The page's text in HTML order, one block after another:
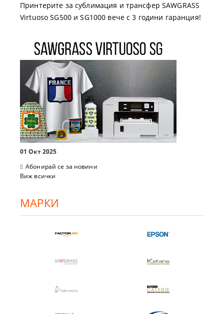
Принтерите за сублимация и трансфер SAWGRASS
Virtuoso SG500 и SG1000 вече с 3 години гаранция!
01 Окт 2025
Абонирай се за новини
Виж всички
МАРКИ